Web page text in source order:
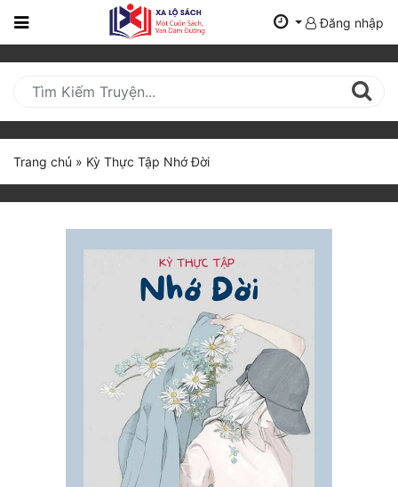
Trang
Mới
Cập
Nhật
(current)
Đăng nhập
Trang chủ » Kỳ Thực Tập Nhớ Đời